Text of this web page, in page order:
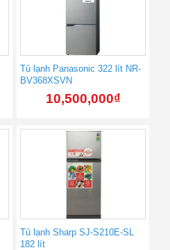
Tủ lạnh Panasonic 322 lít NR-
BV368XSVN
10,500,000₫
Tủ lạnh Sharp SJ-S210E-SL
182 lít